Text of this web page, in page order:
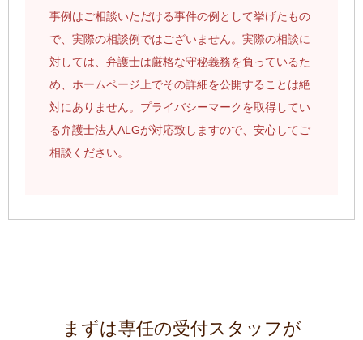
事例はご相談いただける事件の例として挙げたもの
で、実際の相談例ではございません。実際の相談に
対しては、弁護士は厳格な守秘義務を負っているた
め、ホームページ上でその詳細を公開することは絶
対にありません。プライバシーマークを取得してい
る弁護士法人ALGが対応致しますので、安心してご
相談ください。
まずは専任の受付スタッフが